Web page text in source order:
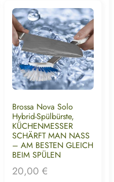
Brossa Nova Solo
Hybrid-Spülbürste,
KÜCHENMESSER
SCHÄRFT MAN NASS
– AM BESTEN GLEICH
BEIM SPÜLEN
20,00 €